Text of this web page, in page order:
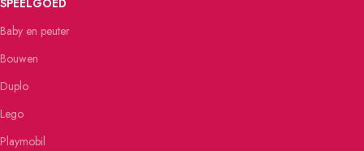
SPEELGOED
Baby en peuter
Bouwen
Duplo
Lego
Playmobil